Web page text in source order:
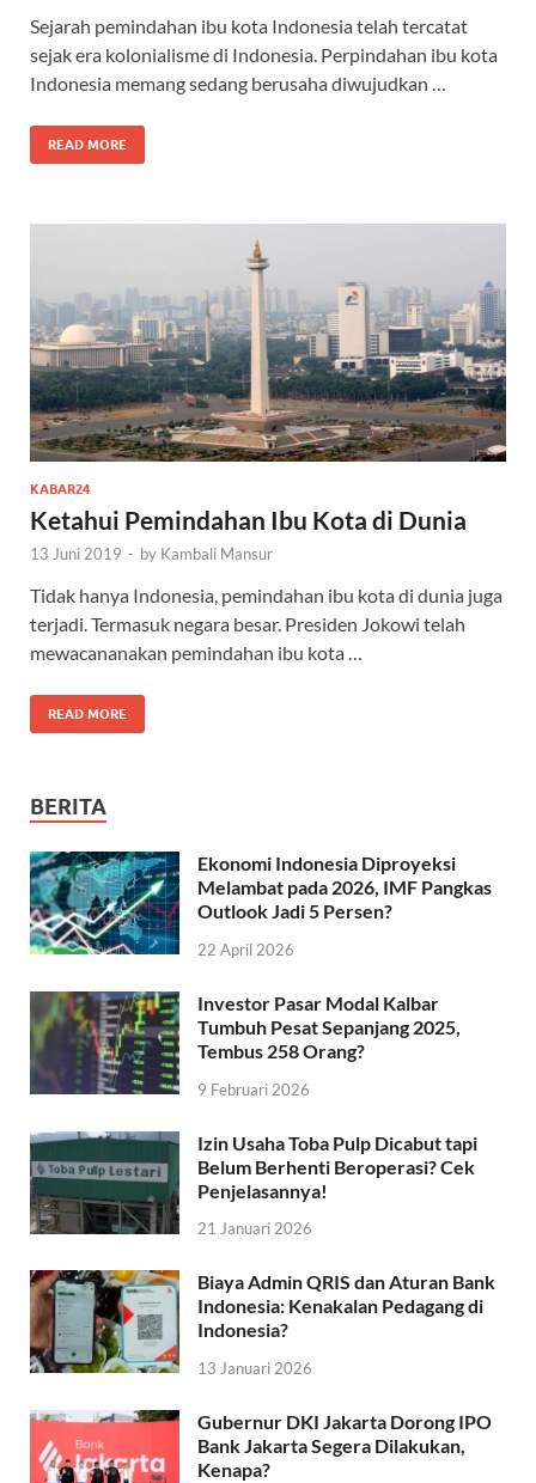
Sejarah pemindahan ibu kota Indonesia telah tercatat
sejak era kolonialisme di Indonesia. Perpindahan ibu kota
Indonesia memang sedang berusaha diwujudkan …
READ MORE
KABAR24
Ketahui Pemindahan Ibu Kota di Dunia
13 Juni 2019 - by Kambali Mansur
Tidak hanya Indonesia, pemindahan ibu kota di dunia juga
terjadi. Termasuk negara besar. Presiden Jokowi telah
mewacananakan pemindahan ibu kota …
READ MORE
BERITA
Ekonomi Indonesia Diproyeksi
Melambat pada 2026, IMF Pangkas
Outlook Jadi 5 Persen?
22 April 2026
Investor Pasar Modal Kalbar
Tumbuh Pesat Sepanjang 2025,
Tembus 258 Orang?
9 Februari 2026
Izin Usaha Toba Pulp Dicabut tapi
Belum Berhenti Beroperasi? Cek
Penjelasannya!
21 Januari 2026
Biaya Admin QRIS dan Aturan Bank
Indonesia: Kenakalan Pedagang di
Indonesia?
13 Januari 2026
Gubernur DKI Jakarta Dorong IPO
Bank Jakarta Segera Dilakukan,
Kenapa?